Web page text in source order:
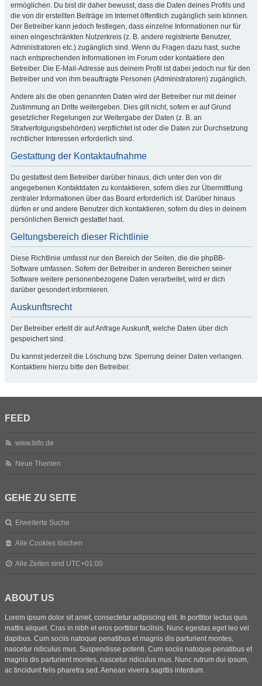
ermöglichen. Du bist dir daher bewusst, dass die Daten deines Profils und
die von dir erstellten Beiträge im Internet öffentlich zugänglich sein können.
Der Betreiber kann jedoch festlegen, dass einzelne Informationen nur für
einen eingeschränkten Nutzerkreis (z. B. andere registrierte Benutzer,
Administratoren etc.) zugänglich sind. Wenn du Fragen dazu hast, suche
nach entsprechenden Informationen im Forum oder kontaktiere den
Betreiber. Die E-Mail-Adresse aus deinem Profil ist dabei jedoch nur für den
Betreiber und von ihm beauftragte Personen (Administratoren) zugänglich.
Andere als die oben genannten Daten wird der Betreiber nur mit deiner
Zustimmung an Dritte weitergeben. Dies gilt nicht, sofern er auf Grund
gesetzlicher Regelungen zur Weitergabe der Daten (z. B. an
Strafverfolgungsbehörden) verpflichtet ist oder die Daten zur Durchsetzung
rechtlicher Interessen erforderlich sind.
Gestattung der Kontaktaufnahme
Du gestattest dem Betreiber darüber hinaus, dich unter den von dir
angegebenen Kontaktdaten zu kontaktieren, sofern dies zur Übermittlung
zentraler Informationen über das Board erforderlich ist. Darüber hinaus
dürfen er und andere Benutzer dich kontaktieren, sofern du dies in deinem
persönlichen Bereich gestattet hast.
Geltungsbereich dieser Richtlinie
Diese Richtlinie umfasst nur den Bereich der Seiten, die die phpBB-
Software umfassen. Sofern der Betreiber in anderen Bereichen seiner
Software weitere personenbezogene Daten verarbeitet, wird er dich
darüber gesondert informieren.
Auskunftsrecht
Der Betreiber erteilt dir auf Anfrage Auskunft, welche Daten über dich
gespeichert sind.
Du kannst jederzeit die Löschung bzw. Sperrung deiner Daten verlangen.
Kontaktiere hierzu bitte den Betreiber.
FEED
www.bifo.de
Neue Themen
GEHE ZU SEITE
Erweiterte Suche
Alle Cookies löschen
Alle Zeiten sind UTC+01:00
ABOUT US
Lorem ipsum dolor sit amet, consectetur adipiscing elit. In porttitor lectus quis
mattis aliquet. Cras in nibh et eros porttitor facilisis. Nunc egestas eget leo vel
dapibus. Cum sociis natoque penatibus et magnis dis parturient montes,
nascetur ridiculus mus. Suspendisse potenti. Cum sociis natoque penatibus et
magnis dis parturient montes, nascetur ridiculus mus. Nunc rutrum dui ipsum,
ac tincidunt felis pharetra sed. Aenean viverra sagittis interdum.